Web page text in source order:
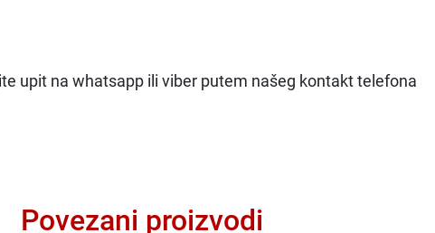
upit na whatsapp ili viber putem našeg kontakt telefona
Povezani proizvodi